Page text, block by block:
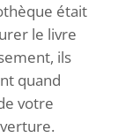
était
le livre
ils
quand
votre